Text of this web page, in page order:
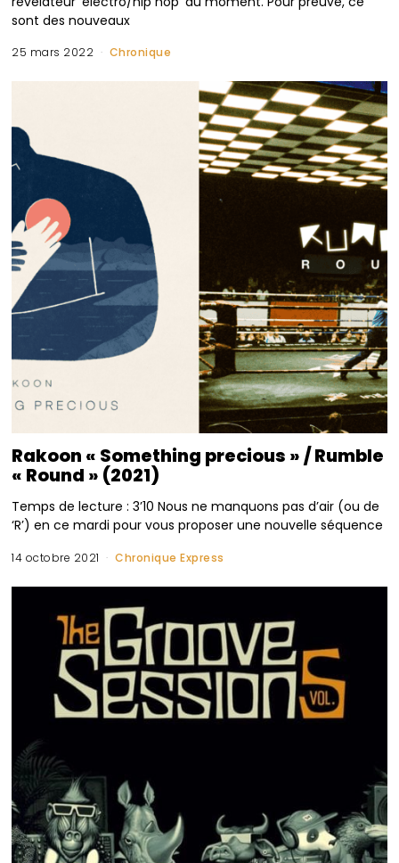
sont des nouveaux
25 mars 2022 Chronique
Rakoon « Something precious » / Rumble
« Round » (2021)
Temps de lecture : 3’10 Nous ne manquons pas d’air (ou de
‘R’) en ce mardi pour vous proposer une nouvelle séquence
14 octobre 2021 Chronique Express